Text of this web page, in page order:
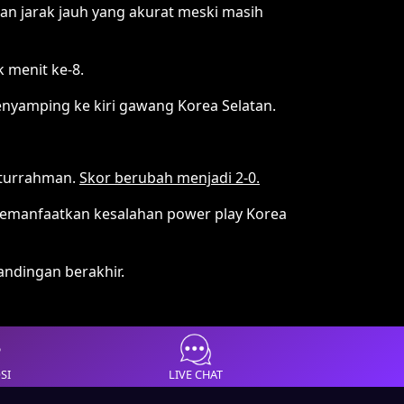
jarak jauh yang akurat meski masih
menit ke-8.
ke kiri gawang Korea Selatan.
Skor berubah menjadi 2-0.
kesalahan power play Korea
berakhir.
LIVE CHAT